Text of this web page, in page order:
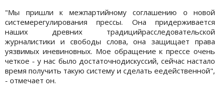
"Мы пришли к межпартийному соглашению о новой
системерегулирования прессы. Она придерживается
наших древних традицийрасследовательской
журналистики и свободы слова, она защищает права
уязвимых иневиновных. Мое обращение к прессе очень
четкое - у нас было достаточнодискуссий, сейчас настало
время получить такую систему и сделать еедейственной",
- отмечает он.